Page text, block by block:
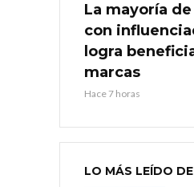
La mayoría
con
logra
marcas
Hace 7 horas
LO MÁS LEÍDO